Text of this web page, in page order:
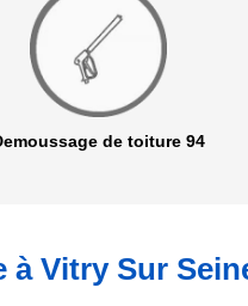
de toiture 94
Vitry Sur